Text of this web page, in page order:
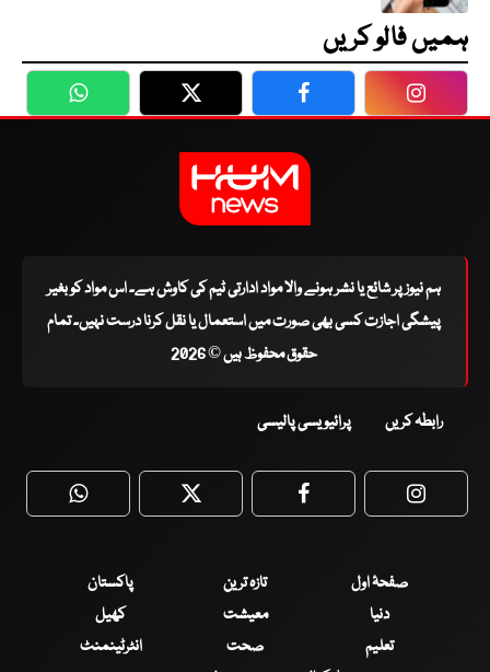
ہمیں فالو کریں
WhatsApp Twitter Facebook
ہم نیوز پر شائع یا نشر ہونے والا مواد ادارتی ٹیم کی کاوش ہے۔ اس مواد کو بغیر
پیشگی اجازت کسی بھی صورت میں استعمال یا نقل کرنا درست نہیں۔ تمام
حقوق محفوظ ہیں © 2026
رابطہ کریں پرائیویسی پالیسی
WhatsApp Twitter Facebook
صفحۂ اول تازہ ترین
پاکستان
دنیا
معیشت
کھیل
تعلیم
صحت
انٹرٹینمنٹ